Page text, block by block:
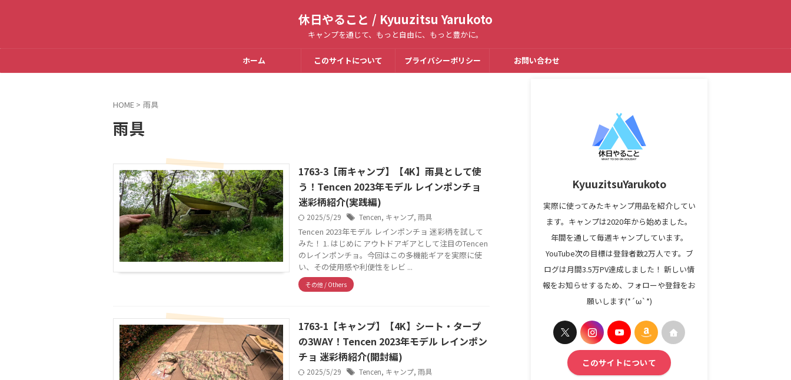
休日やること / Kyuuzitsu Yarukoto
キャンプを通じて、もっと自由に、もっと豊かに。
ホーム このサイトについて プライバシーポリシー お問い合わせ
HOME > 雨具
雨具
1763-3【雨キャンプ】【4K】雨具として使
う！Tencen 2023年モデル レインポンチョ
迷彩柄紹介(実践編)
2025/5/29 Tencen, キャンプ, 雨具
Tencen 2023年モデル レインポンチョ 迷彩柄を試して
みた！ 1. はじめに アウトドアギアとして注目のTencen
のレインポンチョ。今回はこの多機能ギアを実際に使
い、その使用感や利便性をレビ ...
その他 / Others
1763-1【キャンプ】【4K】シート・タープ
の3WAY！Tencen 2023年モデル レインポン
チョ 迷彩柄紹介(開封編)
2025/5/29 Tencen, キャンプ, 雨具
KyuuzitsuYarukoto
実際に使ってみたキャンプ用品を紹介してい
ます。キャンプは2020年から始めました。
年間を通して毎週キャンプしています。
YouTube次の目標は登録者数2万人です。ブ
ログは月間3.5万PV達成しました！ 新しい情
報をお知らせするため、フォローや登録をお
願いします(*´ω`*)
このサイトについて